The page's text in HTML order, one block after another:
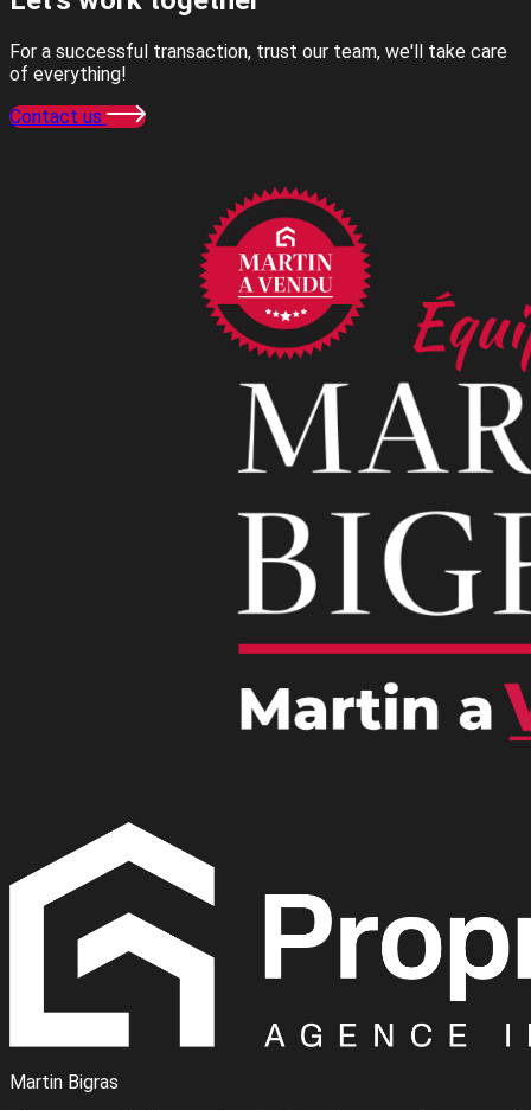
For a successful transaction, trust our team, we'll take care
of everything!
Contact us
Martin Bigras